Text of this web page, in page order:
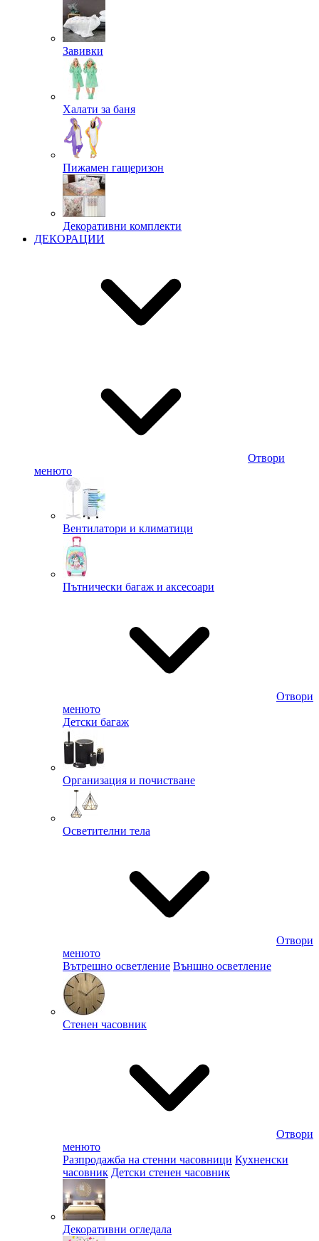
Завивки
Халати за баня
Пижамен гащеризон
Декоративни комплекти
ДЕКОРАЦИИ
Отвори
менюто
Вентилатори и климатици
Пътнически багаж и аксесоари
Отвори
менюто
Детски багаж
Организация и почистване
Осветителни тела
Отвори
менюто
Вътрешно осветление Външно осветление
Стенен часовник
Отвори
менюто
Разпродажба на стенни часовници Кухненски
часовник Детски стенен часовник
Декоративни огледала